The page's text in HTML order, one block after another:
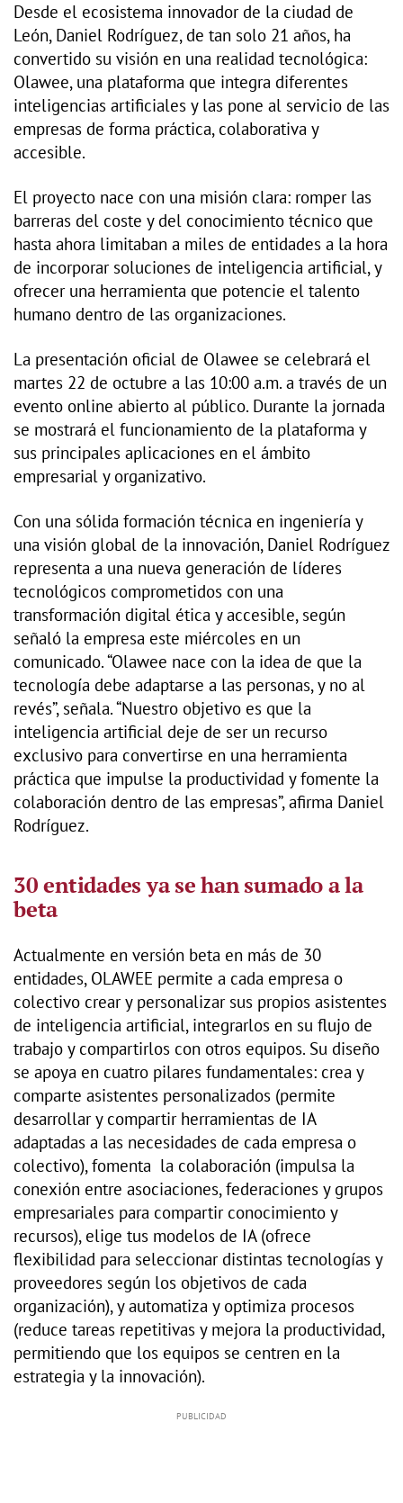
Desde el ecosistema innovador de la ciudad de
León, Daniel Rodríguez, de tan solo 21 años, ha
convertido su visión en una realidad tecnológica:
Olawee, una plataforma que integra diferentes
inteligencias artificiales y las pone al servicio de las
empresas de forma práctica, colaborativa y
accesible.
El proyecto nace con una misión clara: romper las
barreras del coste y del conocimiento técnico que
hasta ahora limitaban a miles de entidades a la hora
de incorporar soluciones de inteligencia artificial, y
ofrecer una herramienta que potencie el talento
humano dentro de las organizaciones.
La presentación oficial de Olawee se celebrará el
martes 22 de octubre a las 10:00 a.m. a través de un
evento online abierto al público. Durante la jornada
se mostrará el funcionamiento de la plataforma y
sus principales aplicaciones en el ámbito
empresarial y organizativo.
Con una sólida formación técnica en ingeniería y
una visión global de la innovación, Daniel Rodríguez
representa a una nueva generación de líderes
tecnológicos comprometidos con una
transformación digital ética y accesible, según
señaló la empresa este miércoles en un
comunicado. “Olawee nace con la idea de que la
tecnología debe adaptarse a las personas, y no al
revés”, señala. “Nuestro objetivo es que la
inteligencia artificial deje de ser un recurso
exclusivo para convertirse en una herramienta
práctica que impulse la productividad y fomente la
colaboración dentro de las empresas”, afirma Daniel
Rodríguez.
30 entidades ya se han sumado a la
beta
Actualmente en versión beta en más de 30
entidades, OLAWEE permite a cada empresa o
colectivo crear y personalizar sus propios asistentes
de inteligencia artificial, integrarlos en su flujo de
trabajo y compartirlos con otros equipos. Su diseño
se apoya en cuatro pilares fundamentales: crea y
comparte asistentes personalizados (permite
desarrollar y compartir herramientas de IA
adaptadas a las necesidades de cada empresa o
colectivo), fomenta la colaboración (impulsa la
conexión entre asociaciones, federaciones y grupos
empresariales para compartir conocimiento y
recursos), elige tus modelos de IA (ofrece
flexibilidad para seleccionar distintas tecnologías y
proveedores según los objetivos de cada
organización), y automatiza y optimiza procesos
(reduce tareas repetitivas y mejora la productividad,
permitiendo que los equipos se centren en la
estrategia y la innovación).